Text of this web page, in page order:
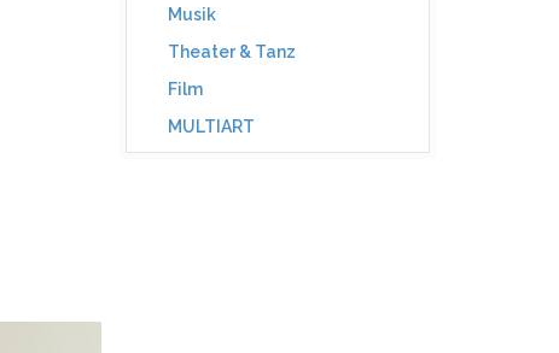
Musik
Theater & Tanz
Film
MULTIART